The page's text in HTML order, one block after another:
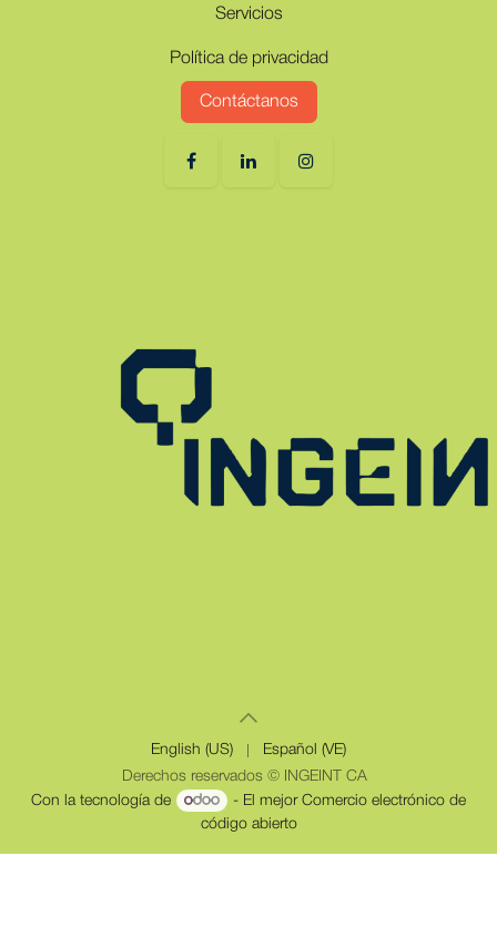
Servicios
Política de privacidad
Contáctanos
Derechos reservados © INGEINT CA
English (US) Español (VE)
Con la tecnología de - El mejorComercio electrónico de
código abierto